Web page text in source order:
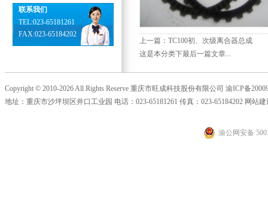
联系我们
TEL:023-65181261
FAX:023-65184202
上一篇： TC100初、次级离合器总成
这是本分类下最后一篇文章...
Copyright © 2010-2026 All Rights Reserve 重庆市旺成科技股份有限公司 渝ICP备
地址：重庆市沙坪坝区井口工业园 电话：023-65181261 传真：023-65184202 网站
渝公网安备